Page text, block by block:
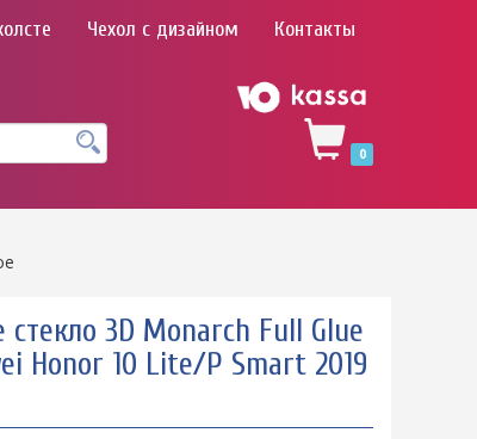
Чехол с дизайном Контакты
0
3D Monarch Full Glue
Honor 10 Lite/P Smart 2019